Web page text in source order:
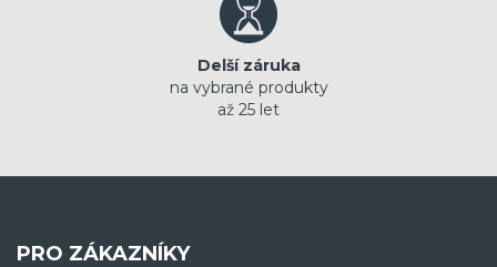
Delší záruka
na vybrané produkty
až 25 let
PRO ZÁKAZNÍKY